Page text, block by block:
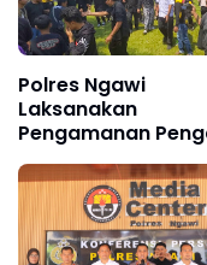
Polres Ngawi
Laksanakan
Pengamanan
Umum PSHW,
Kondusif